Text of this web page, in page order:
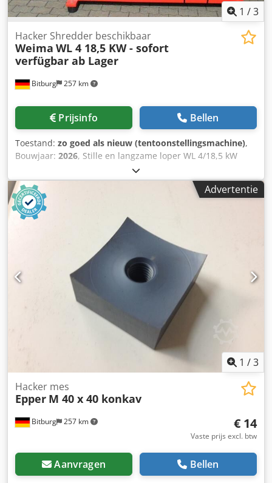
1 /3
Bitburg 257 km
Hacker Shredder beschikbaar
Weima WL 4 18,5 KW - sofort
verfügbar ab Lager
Prijsinfo Bellen
Toestand: zo goed als nieuw (tentoonstellingsmachine),
Bouwjaar: 2026, Stille en langzame loper WL 4/18,5 kW
Technische gegevens: Trechteropening: 600 x 800 mm
Trechteropening met logspacer:600 x 1050 mm
Vultrechterinhoud: ca. 0,6 m³ Werkbreedte van de rotor:
600 mm Diameter van de rotor: 252 mm Aantal messen: 28
stuks Messen: 40 x 40 mm hol Cjdpfx Apjbunq Hs Ajha
Zeefperforatie: 15/20 mm Begrepen: Schakelkast
Elektrische besturing Star-delta start-up Rubber
trilelementen 2e rij messen Logspacer (trechter voor vrij
snijden) Plaats: 54634 Bitburg Onmiddellijk beschikbaar
Advertentie
1 /3
Bitburg 257 km
Hacker mes
Epper M 40 x 40 konkav
€ 14
Vaste prijs excl. btw
Aanvragen Bellen